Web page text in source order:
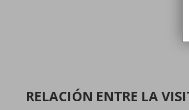
RELACIÓN ENTRE LA